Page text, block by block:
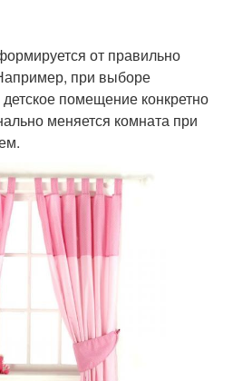
от правильно
при выборе
помещение конкретно
меняется комната при